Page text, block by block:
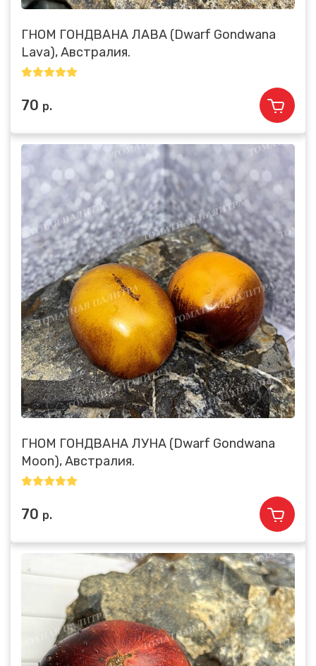
ГНОМ ГОНДВАНА ЛАВА (Dwarf Gondwana
Lava), Австралия.
70 р.
ГНОМ ГОНДВАНА ЛУНА (Dwarf Gondwana
Moon), Австралия.
70 р.